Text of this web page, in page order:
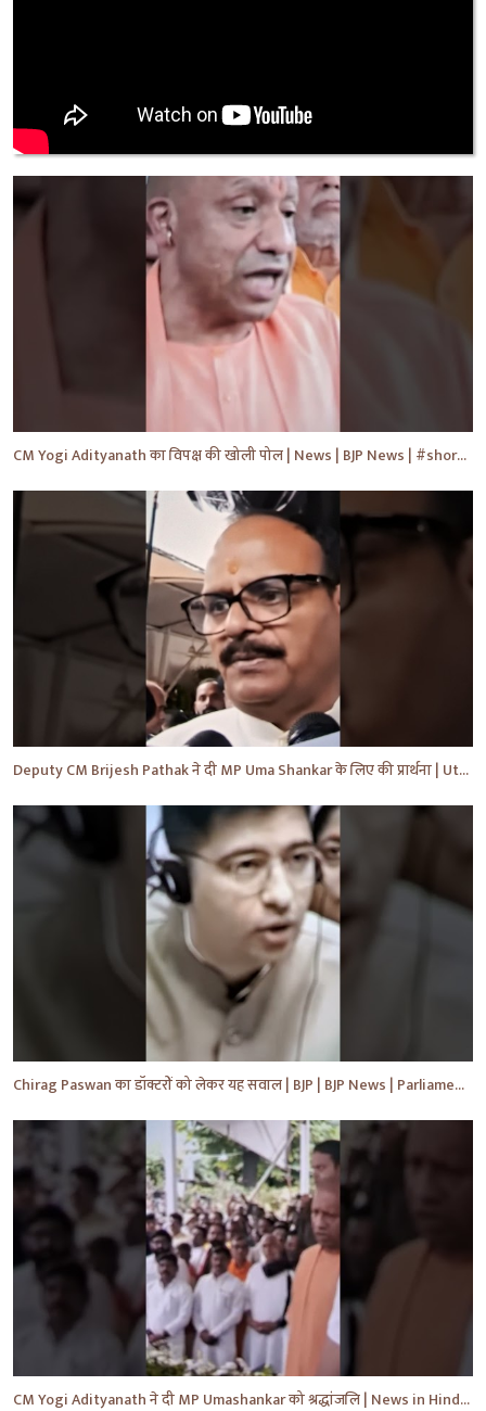
CM Yogi Adityanath का विपक्ष की खोली पोल | News | BJP News | #shorts #yt #news #ytshorts
Deputy CM Brijesh Pathak ने दी MP Uma Shankar के लिए की प्रार्थना | Uttar Pradesh News #shorts #yt
Chirag Paswan का डॉक्टरों को लेकर यह सवाल | BJP | BJP News | Parliament | #shorts #ytnewshorts #yt
CM Yogi Adityanath ने दी MP Umashankar को श्रद्धांजलि | News in Hindi | News Today | #shorts #yt